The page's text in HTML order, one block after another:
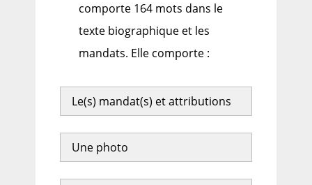
comporte 164 mots dans le
texte biographique et les
mandats. Elle comporte :
Le(s) mandat(s) et attributions
Une photo